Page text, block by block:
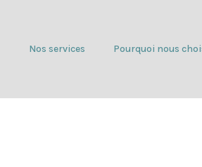
Nos services Pourquoi nous